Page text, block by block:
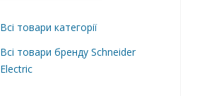
Всі товари категорії
Всі товари бренду Schneider
Electric